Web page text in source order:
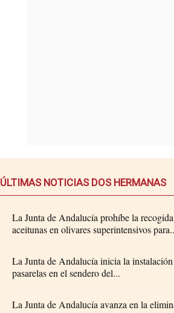
ÚLTIMAS NOTICIAS DOS HERMANAS
La Junta de Andalucía prohíbe la
aceitunas en olivares superintensivos
La Junta de Andalucía inicia la
pasarelas en el sendero del...
La Junta de Andalucía avanza en la